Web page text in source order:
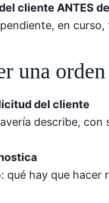
cliente ANTES
en curso,
una
del cliente
describe,
qué hay que hacer